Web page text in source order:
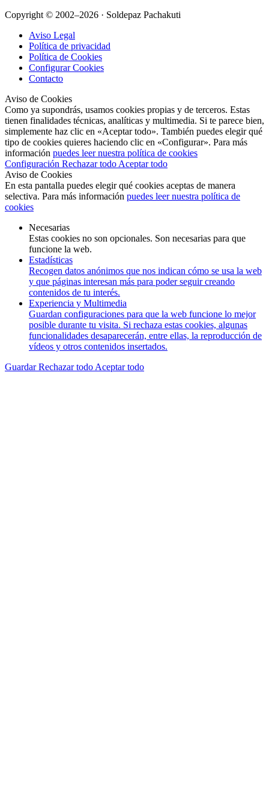
Copyright © 2002–2026 · Soldepaz Pachakuti
Aviso Legal
Política de privacidad
Política de Cookies
Configurar Cookies
Contacto
Aviso de Cookies
Como ya supondrás, usamos cookies propias y de terceros. Estas
tienen finalidades técnicas, analíticas y multimedia. Si te parece bien,
simplemente haz clic en «Aceptar todo». También puedes elegir qué
tipo de cookies quieres haciendo clic en «Configurar». Para más
información puedes leer nuestra política de cookies
Configuración Rechazar todo Aceptar todo
Aviso de Cookies
En esta pantalla puedes elegir qué cookies aceptas de manera
selectiva. Para más información puedes leer nuestra política de
cookies
Necesarias
Estas cookies no son opcionales. Son necesarias para que
funcione la web.
Estadísticas
Recogen datos anónimos que nos indican cómo se usa la web
y que páginas interesan más para poder seguir creando
contenidos de tu interés.
Experiencia y Multimedia
Guardan configuraciones para que la web funcione lo mejor
posible durante tu visita. Si rechaza estas cookies, algunas
funcionalidades desaparecerán, entre ellas, la reproducción de
vídeos y otros contenidos insertados.
GuardarRechazar todo Aceptar todo